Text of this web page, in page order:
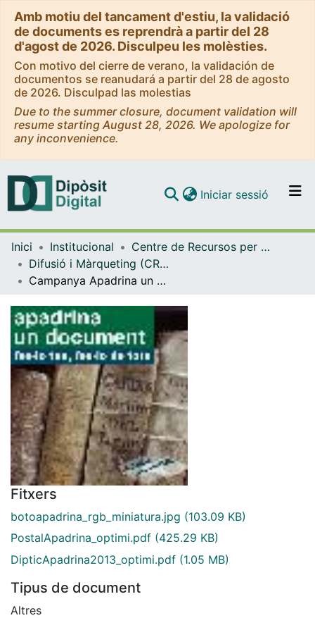
Amb motiu del tancament d'estiu, la validació
de documents es reprendrà a partir del 28
d'agost de 2026. Disculpeu les molèsties.
Con motivo del cierre de verano, la validación de
documentos se reanudará a partir del 28 de agosto
de 2026. Disculpad las molestias
Due to the summer closure, document validation will
resume starting August 28, 2026. We apologize for
any inconvenience.
Navega per tot el DD
Contacte
Iniciar sessió (current)
Inici Institucional
Centre de Recursos per a l'Aprenentatge i la Investigació (CRAI-UB) - Institucional
Difusió i Màrqueting (CRAI-UB)
Campanya Apadrina un document: Posada en marxa de la campanya (2013)
Fitxers
botoapadrina_rgb_miniatura.jpg (103.09 KB)
PostalApadrina_optimi.pdf (425.29 KB)
DipticApadrina2013_optimi.pdf (1.05 MB)
Tipus de document
Altres